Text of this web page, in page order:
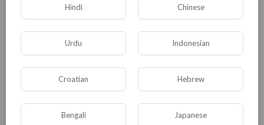
0 0 • 0 Комментарии
Hindi Chinese
Urdu Indonesian
Croatian Hebrew
Bengali Japanese